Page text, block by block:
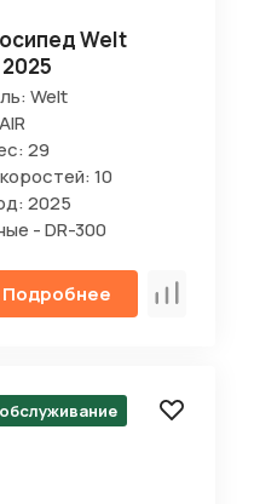
Welt
Welt
29
10
2025
- DR-300
Подробнее Сравнить